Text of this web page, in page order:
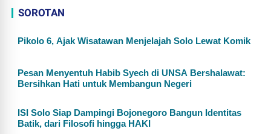
SOROTAN
Pikolo 6, Ajak Wisatawan Menjelajah Solo Lewat Komik
Pesan Menyentuh Habib Syech di UNSA Bershalawat:
Bersihkan Hati untuk Membangun Negeri
ISI Solo Siap Dampingi Bojonegoro Bangun Identitas
Batik, dari Filosofi hingga HAKI